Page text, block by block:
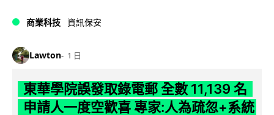
商業科技 資訊保安
Lawton 1 日
東華學院誤發取錄電郵 全數 11,139 名
申請人一度空歡喜 專家:人為疏忽+系統